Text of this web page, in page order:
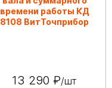
времени работы КД
8108 ВитТочприбор
13 290 ₽/шт